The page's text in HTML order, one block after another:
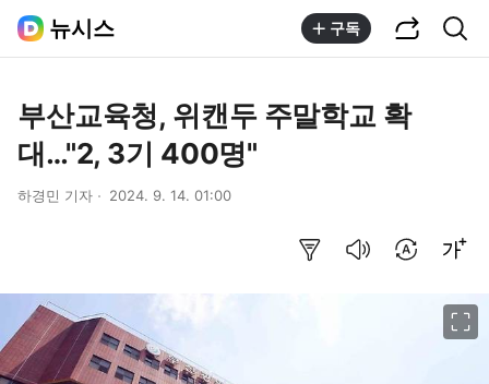
뉴시스 구독
부산교육청, 위캔두 주말학교 확
대…"2, 3기 400명"
하경민 기자 2024. 9. 14. 01:00